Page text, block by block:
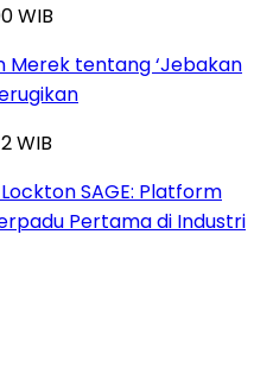
WIB
Merek tentang ‘Jebakan
WIB
SAGE: Platform
Pertama di Industri